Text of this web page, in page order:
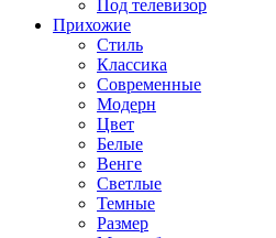
Под телевизор
Прихожие
Стиль
Классика
Современные
Модерн
Цвет
Белые
Венге
Светлые
Темные
Размер